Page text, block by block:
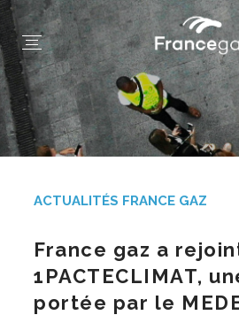
ACTUALITÉS FRANCE GAZ
France gaz a
1PACTECLIMAT,
portée par le